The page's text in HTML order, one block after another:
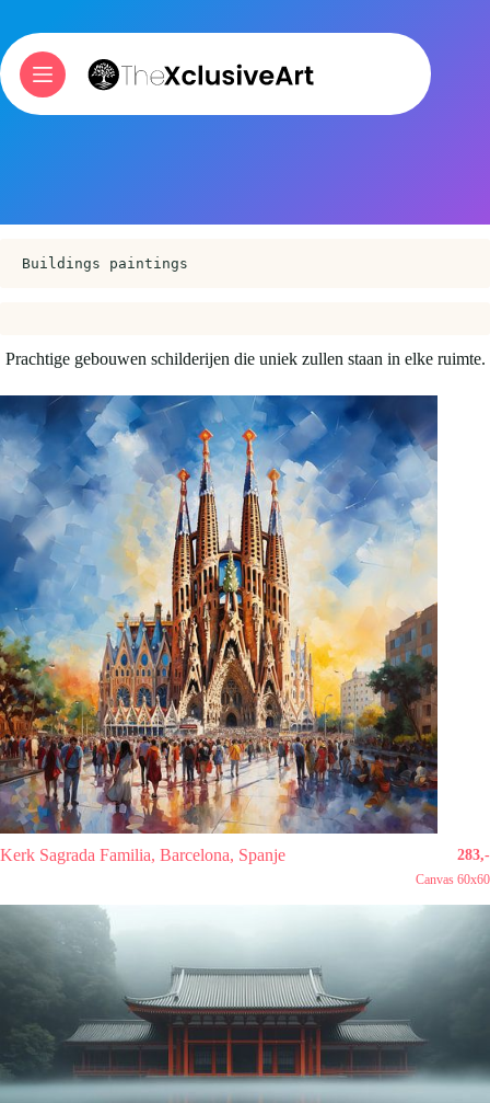
content
Buildings paintings
Prachtige gebouwen schilderijen die uniek zullen staan in elke ruimte.
Kerk Sagrada Familia, Barcelona, Spanje 283,-
Canvas 60x60